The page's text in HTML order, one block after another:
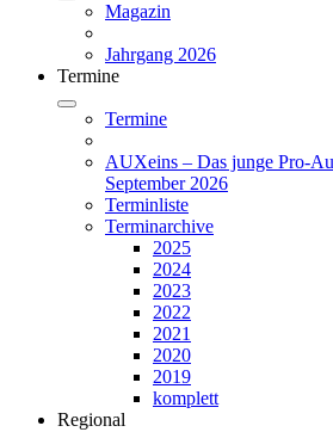
Magazin
Jahrgang 2026
Termine
Termine
AUXeins – Das junge Pro-
September 2026
Terminliste
Terminarchive
2025
2024
2023
2022
2021
2020
2019
komplett
Regional